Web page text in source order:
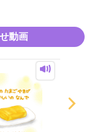
動画